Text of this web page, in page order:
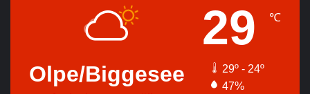
Olpe/Biggesee
29 ℃
29º - 24º
47%